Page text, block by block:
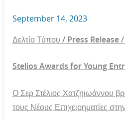
September 14, 2023
Δελτίο Τύπου / Press Release
Stelios Awards for Young
Ο Σερ Στέλιος Χατζηιωάννου
τους Νέους Επιχειρηματίες